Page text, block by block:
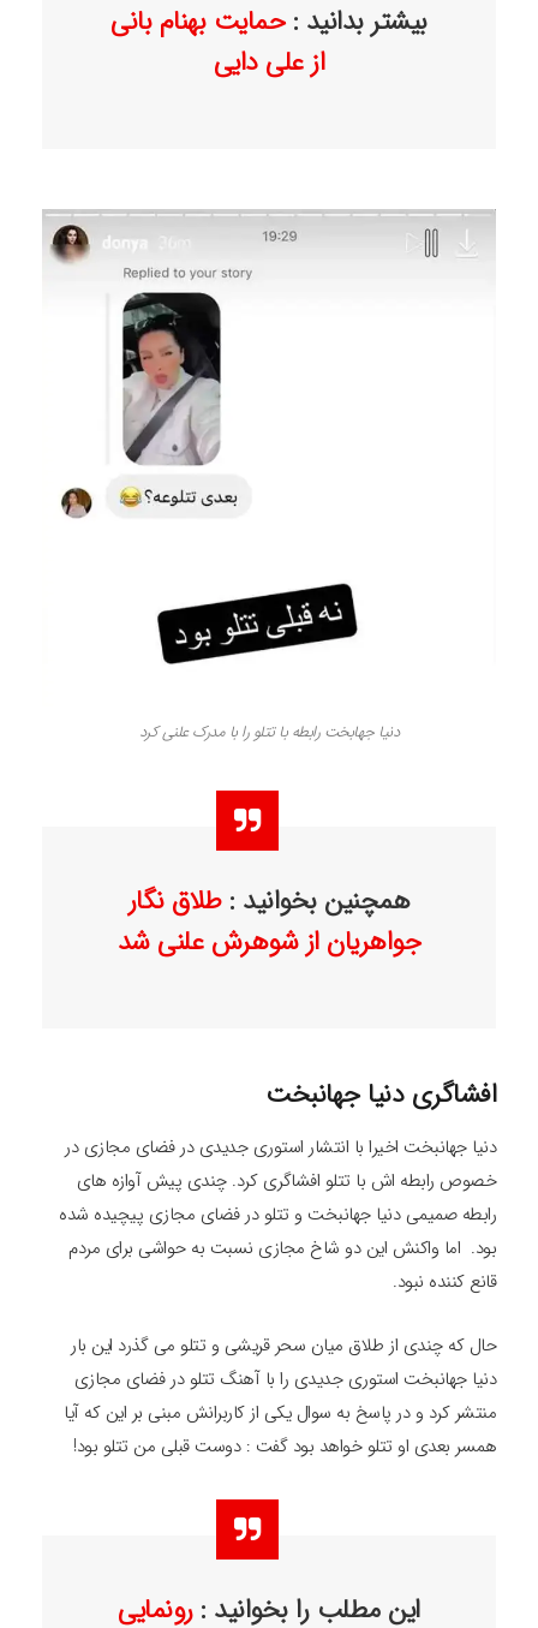
بیشتر بدانید :حمایت بهنام بانی
از علی دایی
دنیا جهابخت رابطه با تتلو را با مدرک علنی کرد
همچنین بخوانید :طلاق نگار
جواهریان از شوهرش علنی شد
افشاگری دنیا جهانبخت
دنیا جهانبخت اخیرا با انتشار استوری جدیدی در فضای مجازی در
خصوص رابطه اش با تتلو افشاگری کرد. چندی پیش آوازه های
رابطه صمیمی دنیا جهانبخت و تتلو در فضای مجازی پیچیده شده
بود. اما واکنش این دو شاخ مجازی نسبت به حواشی برای مردم
قانع کننده نبود.
حال که چندی از طلاق میان سحر قریشی و تتلو می گذرد این بار
دنیا جهانبخت استوری جدیدی را با آهنگ تتلو در فضای مجازی
منتشر کرد و در پاسخ به سوال یکی از کاربرانش مبنی بر این که آیا
همسر بعدی او تتلو خواهد بود گفت : دوست قبلی من تتلو بود!
این مطلب را بخوانید : رونمایی